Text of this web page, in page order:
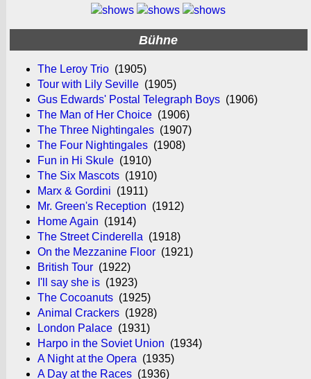
Bühne
The Leroy Trio(1905)
Tour with Lily Seville(1905)
Gus Edwards' Postal Telegraph Boys(1906)
The Man of Her Choice(1906)
The Three Nightingales(1907)
The Four Nightingales(1908)
Fun in Hi Skule(1910)
The Six Mascots(1910)
Marx & Gordini (1911)
Mr. Green's Reception (1912)
Home Again (1914)
The Street Cinderella (1918)
On the Mezzanine Floor(1921)
British Tour(1922)
I'll say she is(1923)
The Cocoanuts(1925)
Animal Crackers(1928)
London Palace(1931)
Harpo in the Soviet Union (1934)
A Night at the Opera (1935)
A Day at the Races(1936)